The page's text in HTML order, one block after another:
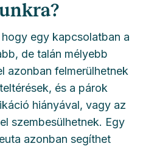
egy kapcsolatban a
de talán mélyebb
azonban felmerülhetnek
és a párok
hiányával, vagy az
szembesülhetnek. Egy
azonban segíthet